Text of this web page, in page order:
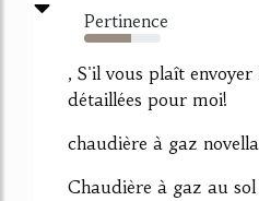
Pertinence
62%
, S'il vous plaît
détaillées pour moi!
chaudière à gaz novella
Chaudière à gaz au